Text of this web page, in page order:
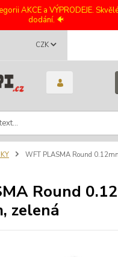
AKCE a VÝPRODEJE.
dodání. 🐠
CZK
WFT PLASMA Round
Round
zelená